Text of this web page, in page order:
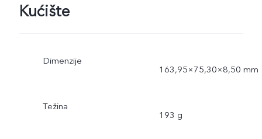
Kućište
Dimenzije
163,95×75,30×8,50 mm
Težina
193 g